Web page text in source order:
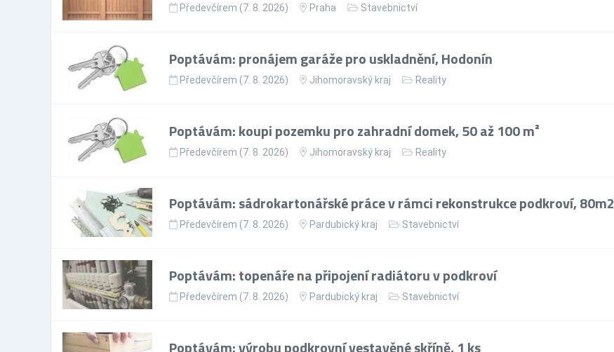
Předevčírem (7. 8. 2026) Praha Stavebnictví
Poptávám: pronájem garáže pro uskladnění, Hodonín
Předevčírem (7. 8. 2026) Jihomoravský kraj Reality
Poptávám: koupi pozemku pro zahradní domek, 50 až 100 m²
Předevčírem (7. 8. 2026) Jihomoravský kraj Reality
Poptávám: sádrokartonářské práce v rámci rekonstrukce podkroví, 80m2
Předevčírem (7. 8. 2026) Pardubický kraj Stavebnictví
Poptávám: topenáře na připojení radiátoru v podkroví
Předevčírem (7. 8. 2026) Pardubický kraj Stavebnictví
Poptávám: výrobu podkrovní vestavěné skříně, 1 ks